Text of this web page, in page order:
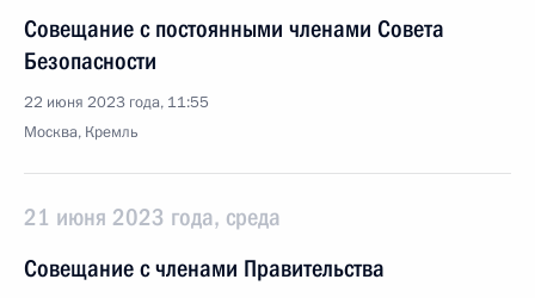
Совещание с постоянными членами Совета
Безопасности
22 июня 2023 года, 11:55
Москва, Кремль
21 июня 2023 года, среда
Совещание с членами Правительства